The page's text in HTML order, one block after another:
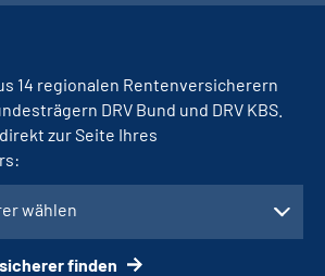
14 regionalen Rentenversicherern
DRV Bund und DRV KBS.
zur Seite Ihres
wählen
finden